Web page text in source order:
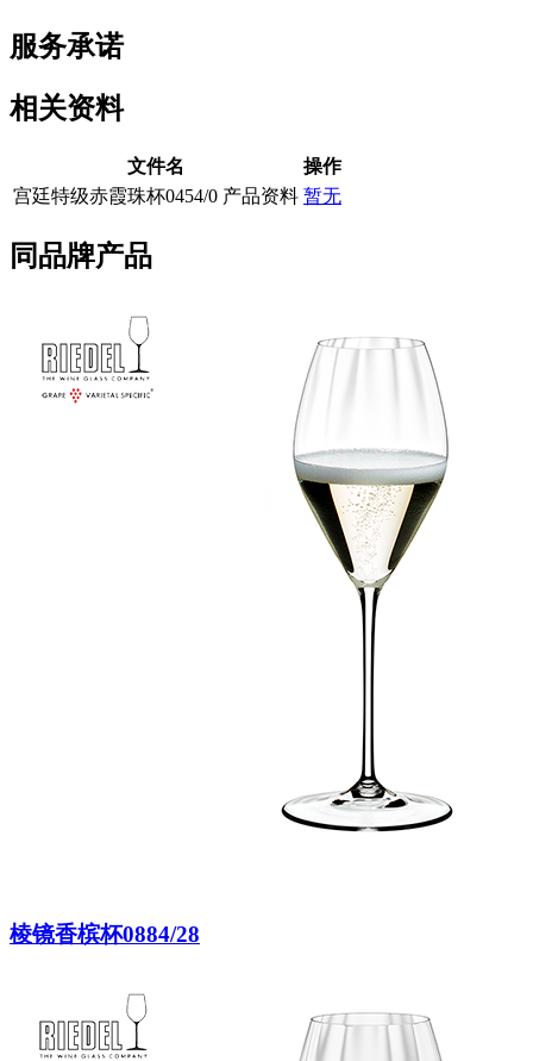
服务承诺
相关资料
文件名
操作
宫廷特级赤霞珠杯0454/0 产品资料 暂无
同品牌产品
棱镜香槟杯0884/28